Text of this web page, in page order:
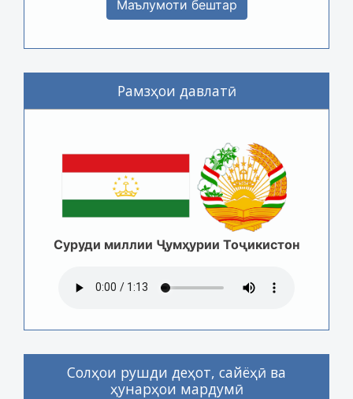
Маълумоти бештар
Рамзҳои давлатӣ
Суруди миллии Ҷумҳурии Тоҷикистон
Солҳои рушди деҳот, сайёҳӣ ва
ҳунарҳои мардумӣ